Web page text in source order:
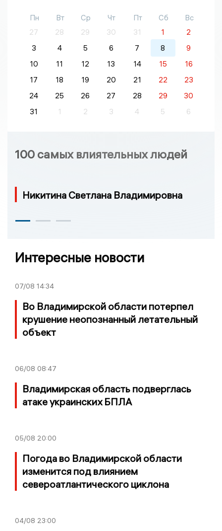
Пн Вт Ср Чт Пт Сб
Вс
27
28 29 30 31 1
2
3
4 5 6 7 8
9
10
11 12 13 14 15
16
17
18 19 20 21 22
23
24
25 26 27 28 29
30
31
1 2 3 4 5 6
100 самых влиятельных людей
Никитина Светлана Владимировна
Интересные новости
07/08 14:34
Во Владимирской области потерпел
крушение неопознанный летательный
объект
06/08 08:47
Владимирская область подверглась
атаке украинских БПЛА
05/08 20:00
Погода во Владимирской области
изменится под влиянием
североатлантического циклона
04/08 23:00